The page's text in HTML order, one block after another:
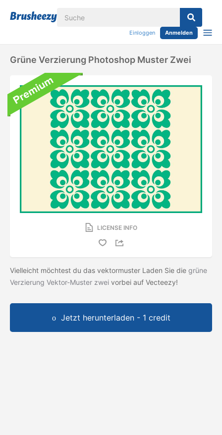
Einloggen Anmelden
Grüne Verzierung Photoshop Muster Zwei
LICENSE INFO
Vielleicht möchtest du das vektormuster Laden Sie die grüne
Verzierung Vektor-Muster zwei vorbei auf Vecteezy!
Jetzt herunterladen - 1 credit